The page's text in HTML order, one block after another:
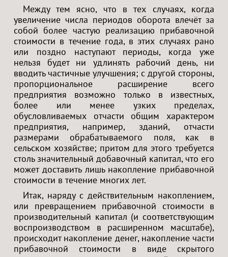
Между тем ясно, что в тех случаях, когда
увеличение числа периодов оборота влечёт за
собой более частую реализацию прибавочной
стоимости в течение года, в этих случаях рано
или поздно наступают периоды, когда уже
нельзя будет ни удлинять рабочий день, ни
вводить частичные улучшения; с другой стороны,
пропорциональное расширение всего
предприятия возможно только в известных,
более или менее узких пределах,
обусловливаемых отчасти общим характером
предприятия, например, зданий, отчасти
размерами обрабатываемого поля, как в
сельском хозяйстве; притом для этого требуется
столь значительный добавочный капитал, что его
может доставить лишь накопление прибавочной
стоимости в течение многих лет.
Итак, наряду с действительным накоплением,
или превращением прибавочной стоимости в
производительный капитал (и соответствующим
воспроизводством в расширенном масштабе),
происходит накопление денег, накопление части
прибавочной стоимости в виде скрытого